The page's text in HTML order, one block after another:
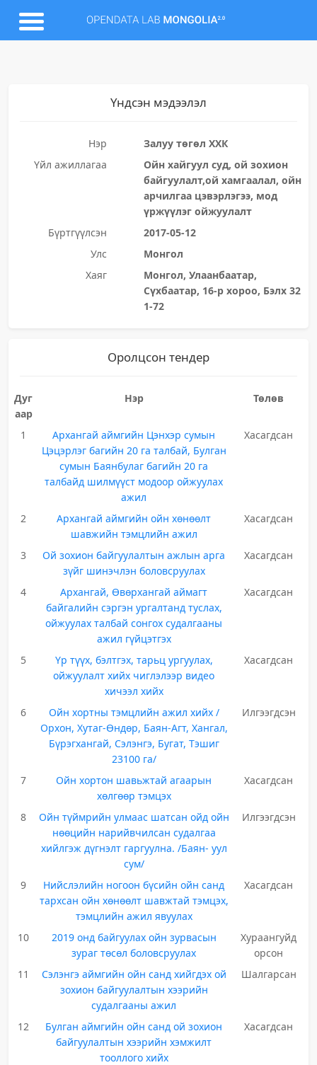
Үндсэн мэдээлэл
Нэр
Залуу төгөл ХХК
Үйл ажиллагаа
Ойн хайгуул суд, ой зохион
байгуулалт,ой хамгаалал, ойн
арчилгаа цэвэрлэгээ, мод
үржүүлэг ойжуулалт
Бүртгүүлсэн
2017-05-12
Улс
Монгол
Хаяг
Монгол, Улаанбаатар,
Сүхбаатар, 16-р хороо, Бэлх 32
1-72
Оролцсон тендер
Дуг
аар
Нэр Төлөв
1
Архангай аймгийн Цэнхэр сумын
Цэцэрлэг багийн 20 га талбай, Булган
сумын Баянбулаг багийн 20 га
талбайд шилмүүст модоор ойжуулах
ажил
Хасагдсан
2
Архангай аймгийн ойн хөнөөлт
шавжийн тэмцлийн ажил
Хасагдсан
3
Ой зохион байгуулалтын ажлын арга
зүйг шинэчлэн боловсруулах
Хасагдсан
4
Архангай, Өвөрхангай аймагт
байгалийн сэргэн ургалтанд туслах,
ойжуулах талбай сонгох судалгааны
ажил гүйцэтгэх
Хасагдсан
5
Үр түүх, бэлтгэх, тарьц ургуулах,
ойжуулалт хийх чиглэлээр видео
хичээл хийх
Хасагдсан
6
Ойн хортны тэмцлийн ажил хийх /
Орхон, Хутаг-Өндөр, Баян-Агт, Хангал,
Бүрэгхангай, Сэлэнгэ, Бугат, Тэшиг
23100 га/
Илгээгдсэн
7
Ойн хортон шавьжтай агаарын
хөлгөөр тэмцэх
Хасагдсан
8
Ойн түймрийн улмаас шатсан ойд ойн
нөөцийн нарийвчилсан судалгаа
хийлгэж дүгнэлт гаргуулна. /Баян- уул
сум/
Илгээгдсэн
9
Нийслэлийн ногоон бүсийн ойн санд
тархсан ойн хөнөөлт шавжтай тэмцэх,
тэмцлийн ажил явуулах
Хасагдсан
10
2019 онд байгуулах ойн зурвасын
зураг төсөл боловсруулах
Хураангуйд
орсон
11
Сэлэнгэ аймгийн ойн санд хийгдэх ой
зохион байгуулалтын хээрийн
судалгааны ажил
Шалгарсан
12
Булган аймгийн ойн санд ой зохион
байгуулалтын хээрийн хэмжилт
тооллого хийх
Хасагдсан